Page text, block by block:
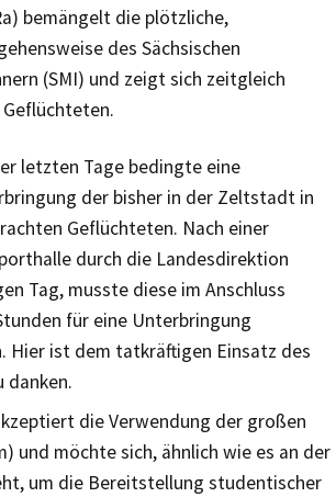
bemängelt die plötzliche,
des Sächsischen
(SMI) und zeigt sich zeitgleich
letzten Tage bedingte eine
der bisher in der Zeltstadt in
Geflüchteten. Nach einer
durch die Landesdirektion
Tag, musste diese im Anschluss
für eine Unterbringung
Hier ist dem tatkräftigen Einsatz des
danken.
die Verwendung der großen
und möchte sich, ähnlich wie es an der
um die Bereitstellung studentischer